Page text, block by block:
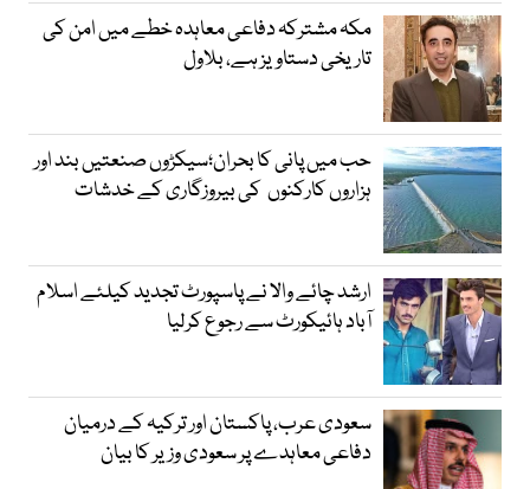
مکہ مشترکہ دفاعی معاہدہ خطے میں امن کی
تاریخی دستاویز ہے، بلاول
حب میں پانی کا بحران؛سیکڑوں صنعتیں بند اور
ہزاروں کارکنوں کی بیروزگاری کے خدشات
ارشد چائے والا نے پاسپورٹ تجدید کیلئے اسلام
آباد ہائیکورٹ سے رجوع کرلیا
سعودی عرب، پاکستان اور ترکیہ کے درمیان
دفاعی معاہدے پر سعودی وزیر کا بیان